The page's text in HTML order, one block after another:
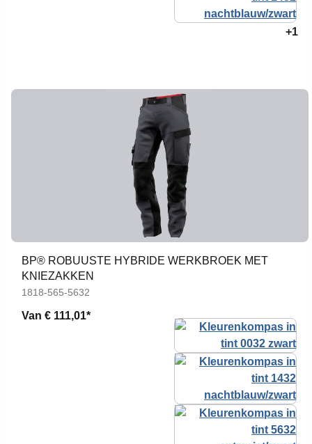
+1
BP® ROBUUSTE HYBRIDE WERKBROEK MET
KNIEZAKKEN
1818-565-5632
Van € 111,01*